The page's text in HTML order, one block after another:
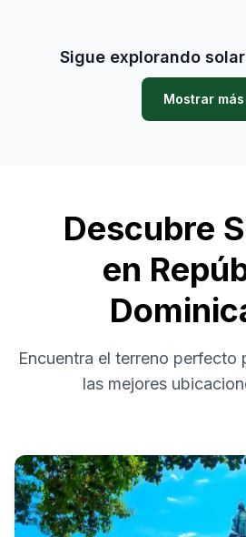
Sigue explorando
Mostrar más
Descubre
en
Encuentra el terreno perfecto
las mejores